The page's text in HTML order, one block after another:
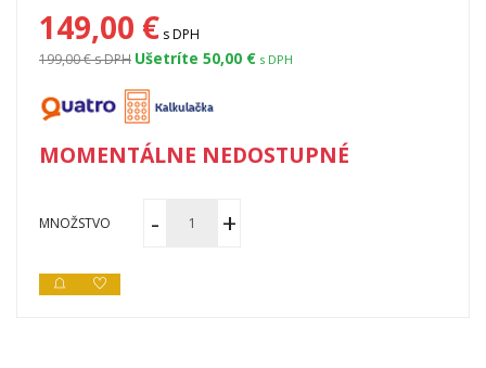
149,00 € s DPH
199,00 €s DPH Ušetríte 50,00 € s DPH
MOMENTÁLNE NEDOSTUPNÉ
MNOŽSTVO